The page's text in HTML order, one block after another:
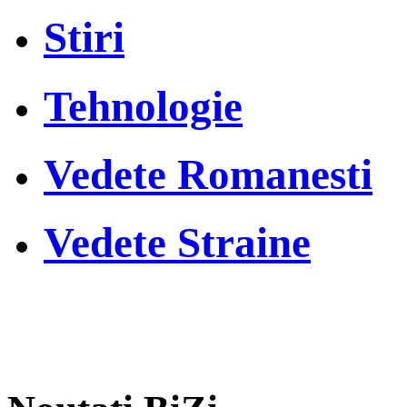
Stiri
Tehnologie
Vedete Romanesti
Vedete Straine